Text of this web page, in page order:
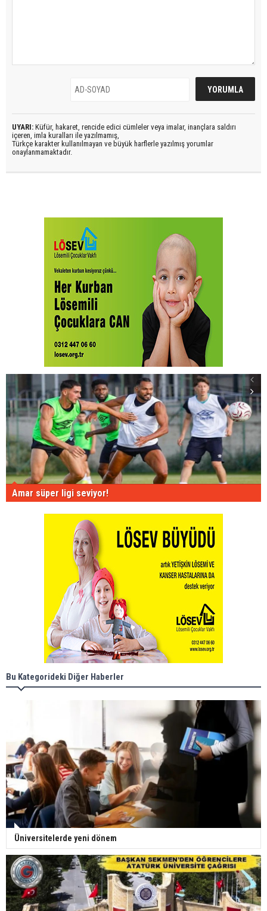
UYARI: Küfür, hakaret, rencide edici cümleler veya imalar, inançlara saldırı
içeren, imla kuralları ile yazılmamış,
Türkçe karakter kullanılmayan ve büyük harflerle yazılmış yorumlar
onaylanmamaktadır.
Amar süper ligi seviyor!
Bu Kategorideki Diğer Haberler
Üniversitelerde yeni dönem